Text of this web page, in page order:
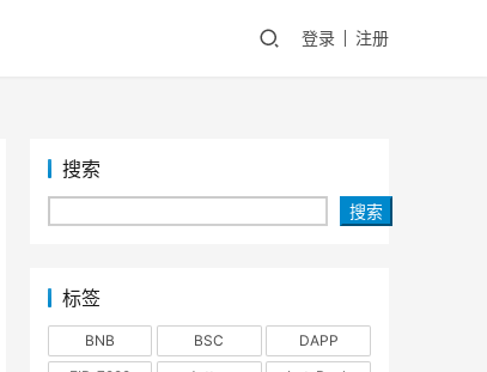
登录 注册
搜索
搜索
标签
BNB BSC
DAPP